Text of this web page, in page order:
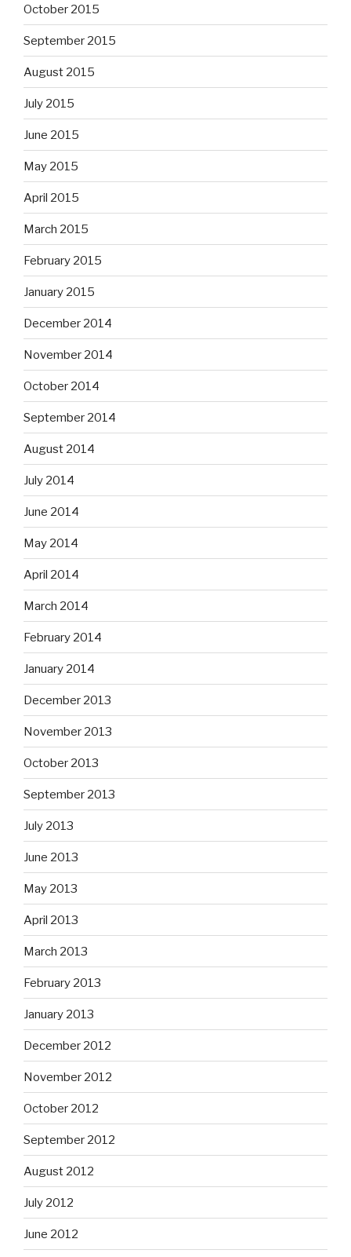
October 2015
September 2015
August 2015
July 2015
June 2015
May 2015
April 2015
March 2015
February 2015
January 2015
December 2014
November 2014
October 2014
September 2014
August 2014
July 2014
June 2014
May 2014
April 2014
March 2014
February 2014
January 2014
December 2013
November 2013
October 2013
September 2013
July 2013
June 2013
May 2013
April 2013
March 2013
February 2013
January 2013
December 2012
November 2012
October 2012
September 2012
August 2012
July 2012
June 2012